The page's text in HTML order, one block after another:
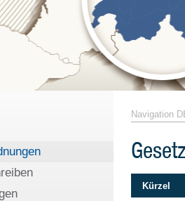
Navigation
Kürzel